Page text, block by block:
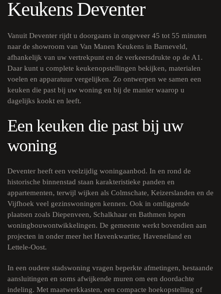
Keukens Deventer
Vanuit Deventer rijdt u doorgaans in ongeveer 45 tot 55 minuten
naar de showroom van Van Manen Keukens in Barneveld,
afhankelijk van uw vertrekpunt en de verkeersdrukte op de A1.
Daar kunt u complete keukenopstellingen bekijken, materialen
voelen en apparatuur vergelijken. Zo ontwerpen we samen een
keuken die past bij uw woning en bij de manier waarop u
dagelijks kookt en leeft.
Een keuken die past bij uw
woning
Deventer heeft een veelzijdig woningaanbod. In en rond de
historische binnenstad staan karakteristieke panden en
appartementen, terwijl wijken als Colmschate, Keizerslanden en de
Vijfhoek veel gezinswoningen kennen. Ook in omliggende
plaatsen zoals Diepenveen, Schalkhaar en Bathmen lopen
woningbouwontwikkelingen. De gemeente werkt bovendien aan
projecten in onder meer het Havenkwartier, Haveneiland en
Lettele-Oost.
In een oudere stadswoning vragen beperkte afmetingen, bestaande
aansluitingen en soms afwijkende muren om een doordachte
indeling. Met maatwerkkasten, een compacte hoekopstelling of